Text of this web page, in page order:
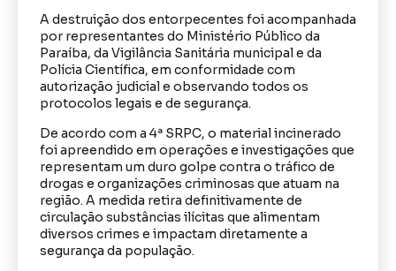
A destruição dos entorpecentes foi acompanhada
por representantes do Ministério Público da
Paraíba, da Vigilância Sanitária municipal e da
Polícia Científica, em conformidade com
autorização judicial e observando todos os
protocolos legais e de segurança.
De acordo com a 4ª SRPC, o material incinerado
foi apreendido em operações e investigações que
representam um duro golpe contra o tráfico de
drogas e organizações criminosas que atuam na
região. A medida retira definitivamente de
circulação substâncias ilícitas que alimentam
diversos crimes e impactam diretamente a
segurança da população.